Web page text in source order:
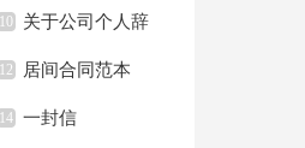
中作文300字集锦十
篇
10 关于公司个人辞
职报告汇总6篇
12 居间合同范本
14 一封信